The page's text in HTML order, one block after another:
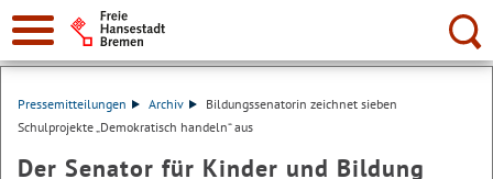
Suche:
Pressemitteilungen Archiv
Bildungssenatorin zeichnet sieben
Schulprojekte „Demokratisch handeln“ aus
Der Senator für Kinder und Bildung